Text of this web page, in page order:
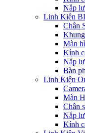
Nắp
Linh Kiện
Chân
Màn
Kính
Nắp
Bàn
Linh Kiện
Màn
Chân
Nắp
Kính